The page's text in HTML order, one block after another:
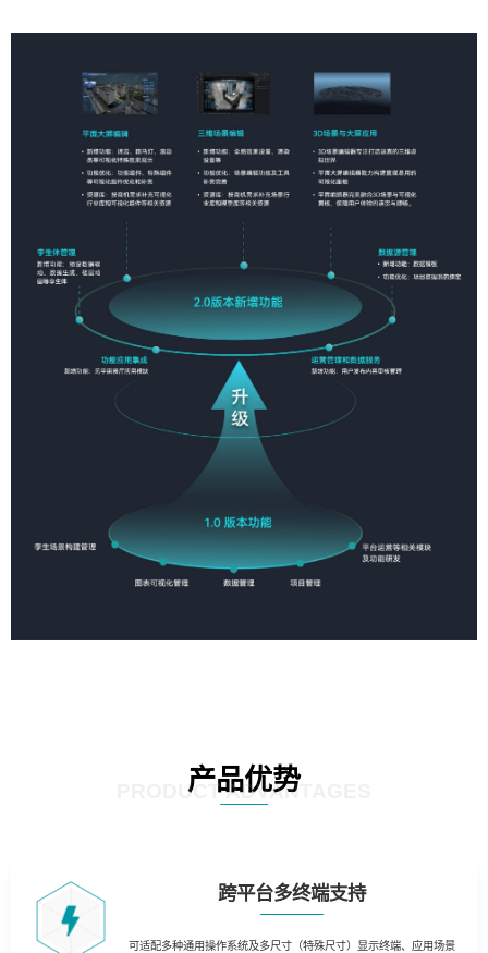
产品优势
PRODUCT ADVANTAGES
跨平台多终端支持
可适配多种通用操作系统及多尺寸（特殊尺寸）显示终端、应用场景